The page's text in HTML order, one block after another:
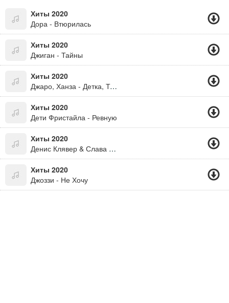
Хиты 2020
Дора - Втюрилась
Хиты 2020
Джиган - Тайны
Хиты 2020
Джаро, Ханза - Детка, Ты Мой Кайф
Хиты 2020
Дети Фристайла - Ревную
Хиты 2020
Денис Клявер & Слава - Дружба
Хиты 2020
Джоззи - Не Хочу